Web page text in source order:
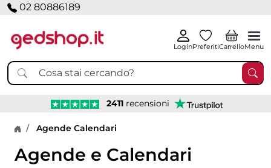
02 80886189
LoginPreferitiCarrelloMenu
2411 recensioni
Home page
Agende Calendari
Agende e Calendari